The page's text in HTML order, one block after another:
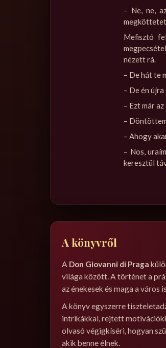
– Ne, ne,
Mefisztó
nézett rá.
– De hát te
– De én
– Ezt már
–
– Ahogy
– Nos,
keresztül
A könyvről
A Don Giovanni di Praga
világa között. A történet a
az énekesek és maga a város
A könyv egyszerre
intrikákkal, rejtett
olvasó végigkíséri, hogyan
akik benne élnek.